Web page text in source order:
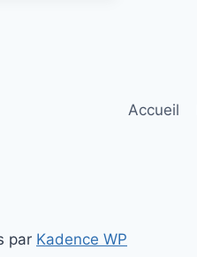
Accueil
par Kadence WP